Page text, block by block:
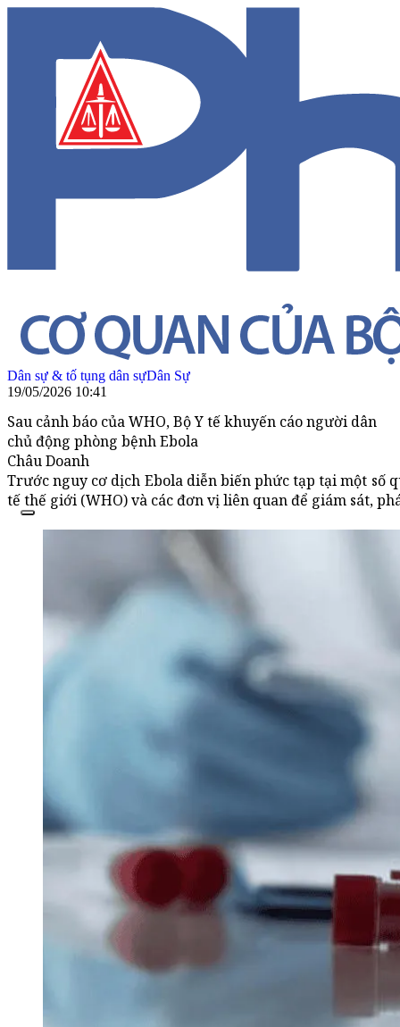
Dân sự & tố tụng dân sựDân Sự
19/05/2026 10:41
Sau cảnh báo của WHO, Bộ Y tế khuyến cáo người dân
chủ động phòng bệnh Ebola
Châu Doanh
Trước nguy cơ dịch Ebola diễn biến phức tạp tại một số
tế thế giới (WHO) và các đơn vị liên quan để giám sát,